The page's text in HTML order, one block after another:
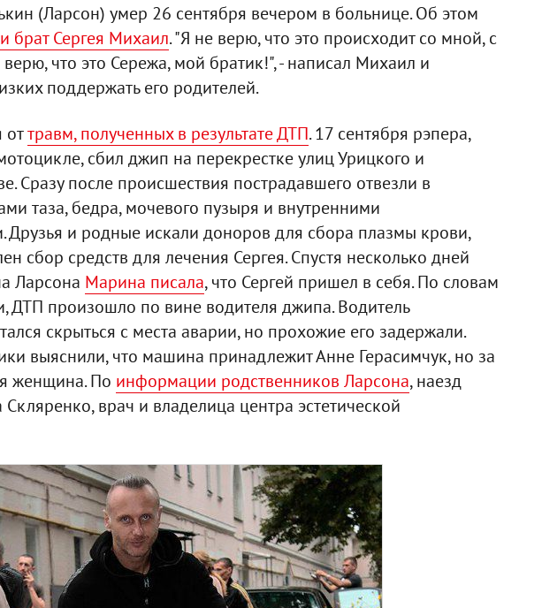
(Ларсон) умер 26 сентября вечером в больнице. Об этом
брат Сергея Михаил. "Я не верю, что это происходит со мной, с
что это Сережа, мой братик!", - написал Михаил и
поддержать его родителей.
оттравм, полученных в результате ДТП. 17 сентября рэпера,
сбил джип на перекрестке улиц Урицкого и
Сразу после происшествия пострадавшего отвезли в
таза, бедра, мочевого пузыря и внутренними
Друзья и родные искали доноров для сбора плазмы крови,
сбор средств для лечения Сергея. Спустя несколько дней
Ларсона Марина писала, что Сергей пришел в себя. По словам
ДТП произошло по вине водителя джипа. Водитель
скрыться с места аварии, но прохожие его задержали.
выяснили, что машина принадлежит Анне Герасимчук, но за
женщина. По информации родственников Ларсона, наезд
врач и владелица центра эстетической